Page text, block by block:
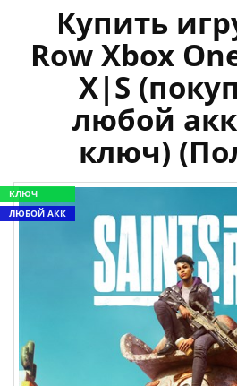
Купить
Row Xbox
X|S
любой
ключ)
КЛЮЧ
ЛЮБОЙ АКК